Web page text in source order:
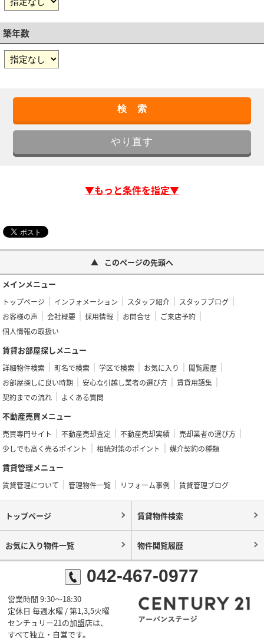
築年数
▼もっと条件を指定▼
このページの先頭へ
メインメニュー
トップページ インフォメーション スタッフ紹介
スタッフブログ
お客様の声
会社概要 採用情報 お問合せ
ご来店予約
個人情報の取扱い
賃貸お部屋探しメニュー
詳細物件検索 町名で検索 学区で検索 お気に入り
閲覧履歴
お部屋探しに良い時期
安心な引越し業者の選び方
賃貸用語集
契約までの流れ
よくある質問
不動産売買メニュー
売買専門サイト 不動産売却査定 不動産売却実績
売却業者の選び方
少しでも高く売るポイント
相続対策のポイント 媒介契約の種類
賃貸管理メニュー
賃貸管理について 管理物件一覧 リフォーム事例 賃貸管理ブログ
トップページ 賃貸物件検索
お気に入り物件一覧 物件閲覧履歴
042-467-0977
営業時間 9:30～18:30
定休日 毎週水曜 / 第1,3,5火曜
センチュリー21の加盟店は、
すべて独立・自営です。